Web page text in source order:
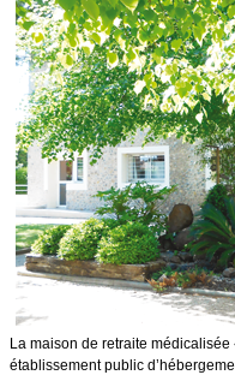
La maison de retraite
établissement public